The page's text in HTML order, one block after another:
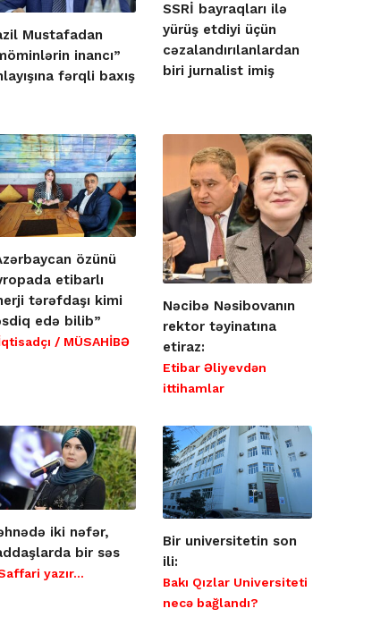
Mustafadan
inancı”
fərqli baxış
SSRİ bayraqları ilə
yürüş etdiyi üçün
cəzalandırılanlardan
biri jurnalist imiş
özünü
etibarlı
tərəfdaşı kimi
edə bilib”
/ MÜSAHİBƏ
Nəcibə Nəsibovanın
rektor təyinatına
etiraz:
Etibar Əliyevdən
ittihamlar
iki nəfər,
bir səs
yazır…
Bir universitetin son
ili:
Bakı Qızlar Universiteti
necə bağlandı?